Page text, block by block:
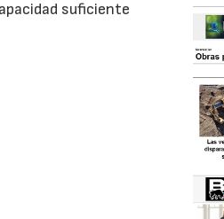
suficiente